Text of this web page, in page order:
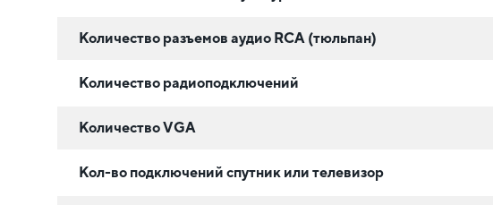
Количество разъемов аудио RCA (тюльпан)
Количество радиоподключений
Количество VGA
Кол-во подключений спутник или телевизор